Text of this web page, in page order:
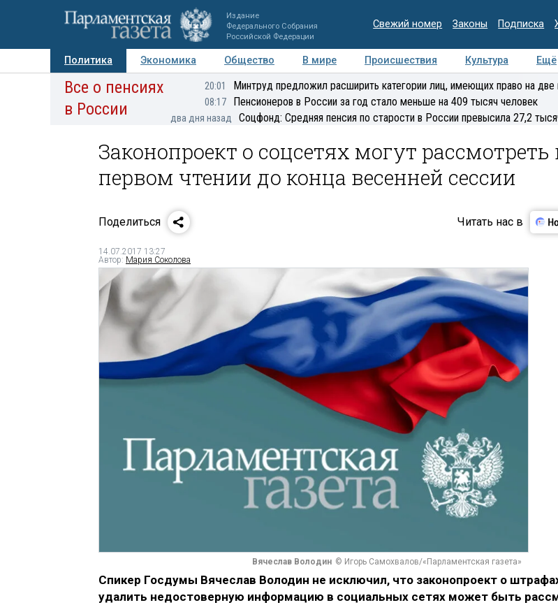
Издание
Федерального Собрания
Российской Федерации
Свежий номер Законы Подписка
Политика Экономика Общество В мире Происшествия Культура Ещё
Авторы Персоны Мнения Регионы Медиацентр Интервью Колумнисты
Все о пенсиях
в России
20:01 Минтруд предложил расширить категории лиц, имеющих право на две
08:17 Пенсионеров в России за год стало меньше на 409 тысяч человек
два дня назад Соцфонд: Средняя пенсия по старости в России превысила 27,2
Законопроект о соцсетях могут рассмотреть
первом чтении до конца весенней сессии
Поделиться Читать нас в
14.07.2017 13:27
Автор: Мария Соколова
Вячеслав Володин © Игорь Самохвалов/«Парламентская газета»
Спикер Госдумы Вячеслав Володин не исключил, что законопроект о
удалить недостоверную информацию в социальных сетях может быть